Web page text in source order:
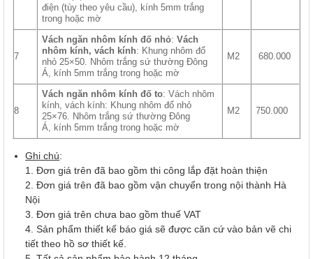
điện (tùy theo yêu cầu), kính 5mm trắng
trong hoặc mờ
7
Vách ngăn nhôm kính đố nhỏ:Vách
nhôm kính, vách kính: Khung nhôm đổ
nhỏ 25×50. Nhôm trắng sứ thường Đông
Á, kính 5mm trắng trong hoặc mờ
M2 680.000
8
Vách ngăn nhôm kính đố to: Vách nhôm
kính, vách kính: Khung nhôm đổ nhỏ
25×76. Nhôm trắng sứ thường Đông
Á, kính 5mm trắng trong hoặc mờ
M2 750.000
Ghi chú:
1. Đơn giá trên đã bao gồm thi công lắp đặt hoàn thiện
2. Đơn giá trên đã bao gồm vận chuyển trong nội thành Hà
Nội
3. Đơn giá trên chưa bao gồm thuế VAT
4. Sản phẩm thiết kế báo giá sẽ được căn cứ vào bản vẽ chi
tiết theo hồ sơ thiết kế.